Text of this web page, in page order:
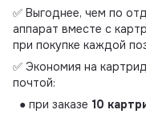
✅ Выгоднее, чем по
аппарат вместе с
при покупке каждой
✅ Экономия на
почтой:
● при заказе 10